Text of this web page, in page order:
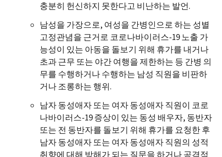
충분히 헌신하지 못한다고 비난하는 발언.
남성을 가장으로, 여성을 간병인으로 하는 성별
고정관념을 근거로 코로나바이러스-19 노출 가
능성이 있는 아동을 돌보기 위해 휴가를 내거나
초과 근무 또는 야간 여행을 제한하는 등 간병 의
무를 수행하거나 수행하는 남성 직원을 비판하
거나 조롱하는 행위.
남자 동성애자 또는 여자 동성애자 직원이 코로
나바이러스-19 증상이 있는 동성 배우자, 동반자
또는 전 동반자를 돌보기 위해 휴가를 요청한 후
남자 동성애자 또는 여자 동성애자 직원의 성적
취향에 대해 방해가 되는 질문을 하거나 공격적